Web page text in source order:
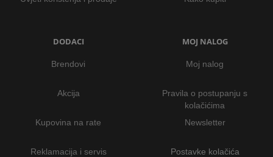
DODACI
Brendovi
Akcija
Kupovina na rate
Reklamacija i servis
MOJ NALOG
Moj nalog
Pravila o postupanju s
kolačićima
Newsletter
Postavke kolačića